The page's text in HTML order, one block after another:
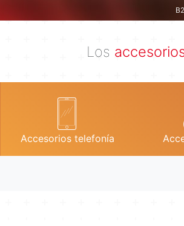
Los
Accesorios telefonía